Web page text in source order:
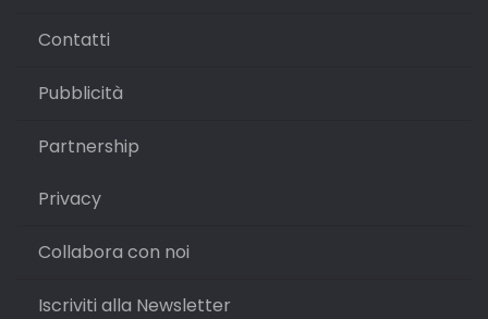
Contatti
Pubblicità
Partnership
Privacy
Collabora con noi
Iscriviti alla Newsletter